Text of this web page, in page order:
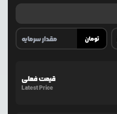
تومان
قیمت فعلی
Latest Price